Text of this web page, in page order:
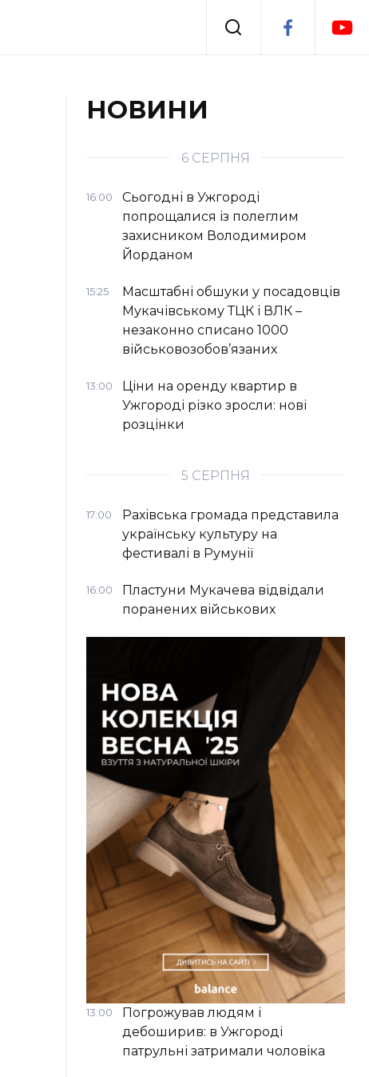
Події
НОВИНИ
6 СЕРПНЯ
16:00
Сьогодні в Ужгороді
попрощалися із полеглим
захисником Володимиром
Йорданом
15:25
Масштабні обшуки у посадовців
Мукачівському ТЦК і ВЛК –
незаконно списано 1000
військовозобов’язаних
13:00
Ціни на оренду квартир в
Ужгороді різко зросли: нові
розцінки
5 СЕРПНЯ
17:00
Рахівська громада представила
українську культуру на
фестивалі в Румунії
16:00
Пластуни Мукачева відвідали
поранених військових
13:00
Погрожував людям і
дебоширив: в Ужгороді
патрульні затримали чоловіка